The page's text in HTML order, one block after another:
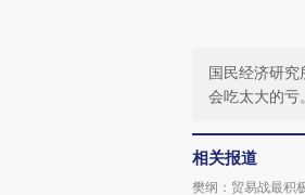
国民经济研究
会吃太大的亏
相关报道
樊纲：贸易战最积